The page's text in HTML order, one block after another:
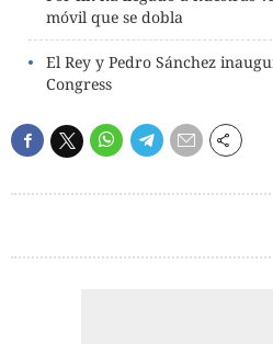
móvil que se dobla
El Rey y Pedro Sánchez
Congress